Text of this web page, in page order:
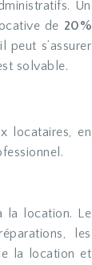
Un
de 20%
peut s’assurer
solvable.
locataires, en
la location. Le
les
la location et